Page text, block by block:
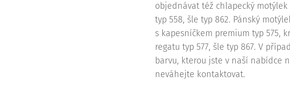
objednávat též chlapecký motýlek
typ 558, šle typ 862. Pánský
s kapesníčkem premium typ 575,
regatu typ 577, šle typ 867. V
barvu, kterou jste v naší nabídce
neváhejte kontaktovat.